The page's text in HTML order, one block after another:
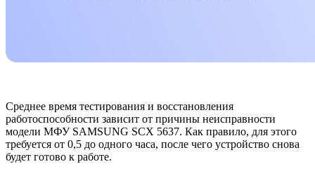
Среднее время тестирования и восстановления
работоспособности зависит от причины неисправности
модели МФУ SAMSUNG SCX 5637. Как правило, для этого
требуется от 0,5 до одного часа, после чего устройство снова
будет готово к работе.